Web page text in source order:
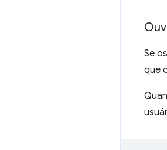
Se os
que